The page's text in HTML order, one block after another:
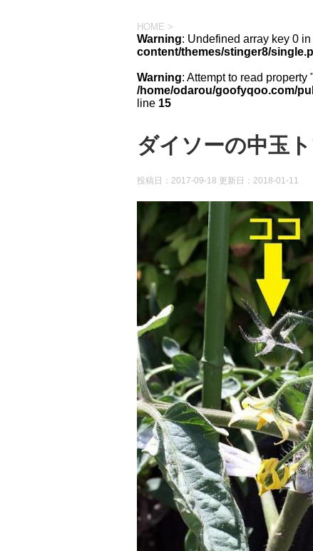
HOME >
Warning: Undefined array key 0 in
content/themes/stinger8/
Warning: Attempt to read property
/home/odarou/goofyqoo.com/
line 15
ダイソーの中玉
投稿日：2017-09-18 更新日： 2018-01-11